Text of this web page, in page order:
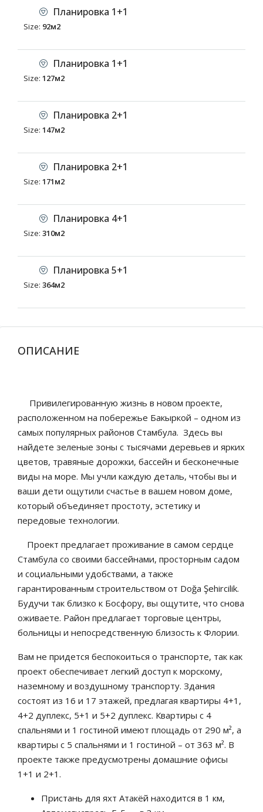
Планировка 1+1
Size: 92м2
Планировка 1+1
Size: 127м2
Планировка 2+1
Size: 147м2
Планировка 2+1
Size: 171м2
Планировка 4+1
Size: 310м2
Планировка 5+1
Size: 364м2
ОПИСАНИЕ
Привилегированную жизнь в новом проекте,
расположенном на побережье Бакыркой – одном из
самых популярных районов Стамбула. Здесь вы
найдете зеленые зоны с тысячами деревьев и ярких
цветов, травяные дорожки, бассейн и бесконечные
виды на море. Мы учли каждую деталь, чтобы вы и
ваши дети ощутили счастье в вашем новом доме,
который объединяет простоту, эстетику и
передовые технологии.
Проект предлагает проживание в самом сердце
Стамбула со своими бассейнами, просторным садом
и социальными удобствами, а также
гарантированным строительством от Doğa Şehircilik.
Будучи так близко к Босфору, вы ощутите, что снова
оживаете. Район предлагает торговые центры,
больницы и непосредственную близость к Флории.
Вам не придется беспокоиться о транспорте, так как
проект обеспечивает легкий доступ к морскому,
наземному и воздушному транспорту. Здания
состоят из 16 и 17 этажей, предлагая квартиры 4+1,
4+2 дуплекс, 5+1 и 5+2 дуплекс. Квартиры с 4
спальнями и 1 гостиной имеют площадь от 290 м², а
квартиры с 5 спальнями и 1 гостиной – от 363 м². В
проекте также предусмотрены домашние офисы
1+1 и 2+1.
Пристань для яхт Атакёй находится в 1 км,